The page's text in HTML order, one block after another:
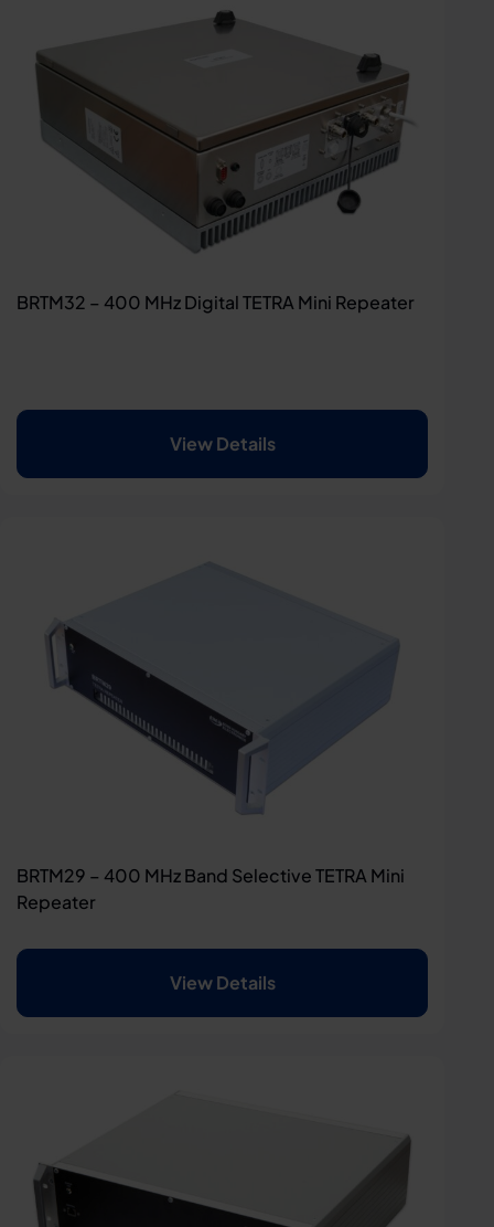
BRTM32 – 400 MHz Digital TETRA Mini Repeater
View Details
BRTM29 – 400 MHz Band Selective TETRA Mini
Repeater
View Details